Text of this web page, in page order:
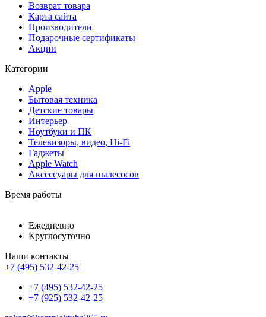
Возврат товара
Карта сайта
Производители
Подарочные сертификаты
Акции
Категории
Apple
Бытовая техника
Детские товары
Интерьер
Ноутбуки и ПК
Телевизоры, видео, Hi-Fi
Гаджеты
Apple Watch
Аксессуары для пылесосов
Время работы
Ежедневно
Круглосуточно
Наши контакты
+7 (495) 532-42-25
+7 (495) 532-42-25
+7 (925) 532-42-25